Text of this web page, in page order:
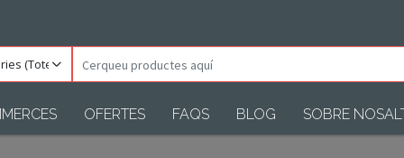
productes
OFERTES FAQS BLOG SOBRE